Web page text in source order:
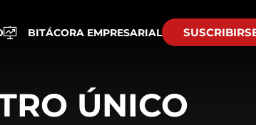
BITÁCORA EMPRESARIAL
ÚNICO